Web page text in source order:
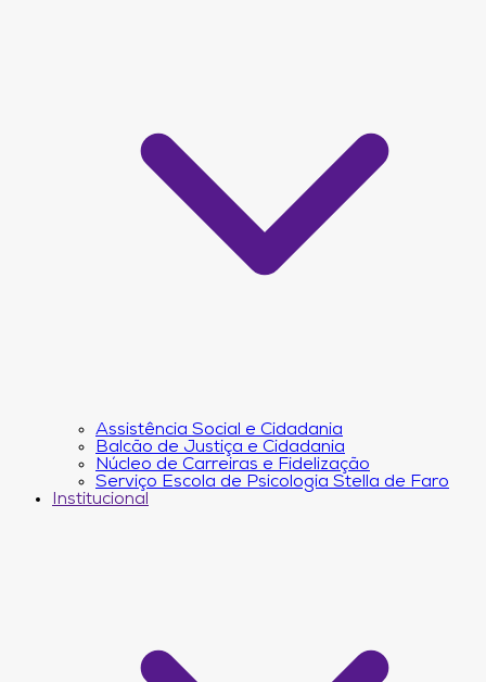
Assistência Social e Cidadania
Balcão de Justiça e Cidadania
Núcleo de Carreiras e Fidelização
Serviço Escola de Psicologia Stella de Faro
Institucional